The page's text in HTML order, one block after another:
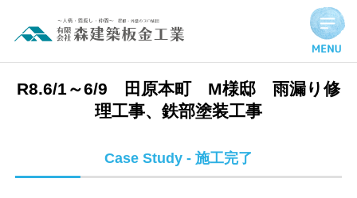
R8.6/1～6/9 田原本町 M様邸 雨漏り修理工事、鉄部塗装工
R8.6/1～6/9 田原本町 M様邸 雨漏り修
理工事、鉄部塗装工事
Case Study - 施工完了